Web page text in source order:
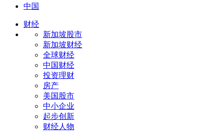
中国
财经
新加坡股市
新加坡财经
全球财经
中国财经
投资理财
房产
美国股市
中小企业
起步创新
财经人物